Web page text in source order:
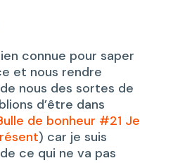
connue pour saper
et nous rendre
nous des sortes de
d’être dans
de bonheur #21 Je
) car je suis
ce qui ne va pas